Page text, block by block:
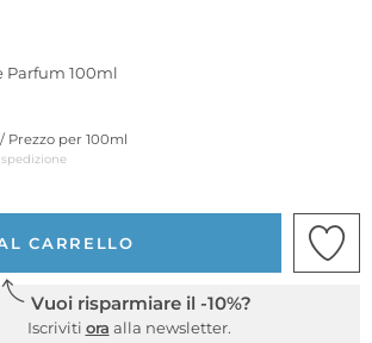
Parfum 100ml
Prezzo per 100ml
CARRELLO
Vuoi risparmiare il -10%?
Iscriviti ora alla newsletter.